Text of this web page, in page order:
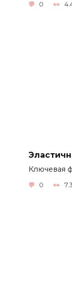
0
Ключевая
0